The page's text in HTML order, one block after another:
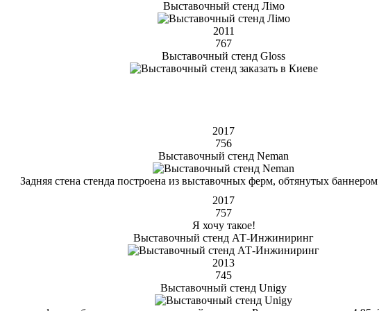
Выставочный стенд Лімо
2011
767
Выставочный стенд Gloss
2017
756
Выставочный стенд Neman
Задняя стена стенда построена из выставочных ферм, обтянутых
2017
757
Я хочу такое!
Выставочный стенд АТ-Инжиниринг
2013
745
Выставочный стенд Unigy